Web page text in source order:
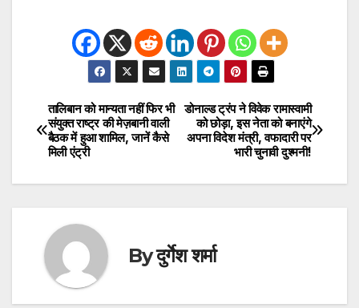
Post
navigation
डोनाल्ड ट्रंप ने विवेक रामास्वामी
को छोड़ा, इस नेता को बनाएंगे
अपना विदेश मंत्री, वफादारी पर
भारी चुनावी दुश्मनी!
तालिबान को मान्यता नहीं फिर भी
संयुक्त राष्ट्र की मेज़बानी वाली
बैठक में हुआ शामिल, जानें कैसे
मिली एंट्री
Byदुर्गेश शर्मा